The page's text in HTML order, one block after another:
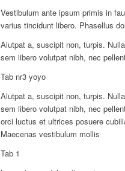
Vestibulum ante ipsum primis in
varius tincidunt libero. Phasellus
Alutpat a, suscipit non, turpis.
sem libero volutpat nibh, nec
Tab nr3 yoyo
Alutpat a, suscipit non, turpis.
sem libero volutpat nibh, nec
orci luctus et ultrices posuere
Maecenas vestibulum mollis
Tab 1